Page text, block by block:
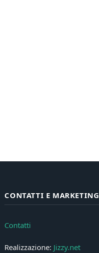
CONTATTI E MARKETING
Contatti
Realizzazione: Jizzy.net